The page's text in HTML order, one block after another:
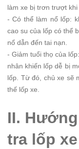
làm xe bị trơn trượt
- Có thể làm nổ lốp:
cao su của lốp có thể
nổ dẫn đến tai nạn.
- Giảm tuổi thọ của
nhân khiến lốp dễ bị
lốp. Từ đó, chủ xe sẽ
thế lốp xe.
II.
tra lốp